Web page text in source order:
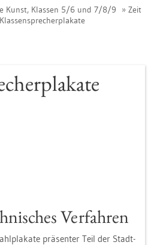
Kunst, Klas­sen 5/6 und 7/8/9
Zeit
Klas­sen­spre­cher­pla­ka­te
Ver­fah­ren
prä­sen­ter Teil der Stadt-